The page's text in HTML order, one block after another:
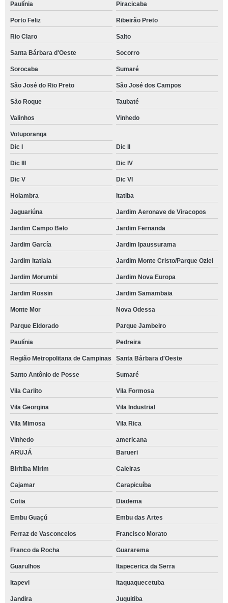
Paulínia Piracicaba
Porto Feliz Ribeirão Preto
Rio Claro Salto
Santa Bárbara d'Oeste Socorro
Sorocaba Sumaré
São José do Rio Preto São José dos Campos
São Roque Taubaté
Valinhos Vinhedo
Votuporanga
Dic I
Dic II
Dic III Dic IV
Dic V Dic VI
Holambra Itatiba
Jaguariúna Jardim Aeronave de Viracopos
Jardim Campo Belo Jardim Fernanda
Jardim García Jardim Ipaussurama
Jardim Itatiaia Jardim Monte Cristo/Parque Oziel
Jardim Morumbi Jardim Nova Europa
Jardim Rossin Jardim Samambaia
Monte Mor Nova Odessa
Parque Eldorado Parque Jambeiro
Paulínia Pedreira
Região Metropolitana de Campinas Santa Bárbara d'Oeste
Santo Antônio de Posse Sumaré
Vila Carlito Vila Formosa
Vila Georgina Vila Industrial
Vila Mimosa Vila Rica
Vinhedo
americana
ARUJÁ
Barueri
Biritiba Mirim Caieiras
Cajamar Carapicuíba
Cotia Diadema
Embu Guaçú Embu das Artes
Ferraz de Vasconcelos Francisco Morato
Franco da Rocha Guararema
Guarulhos Itapecerica da Serra
Itapevi Itaquaquecetuba
Jandira Juquitiba